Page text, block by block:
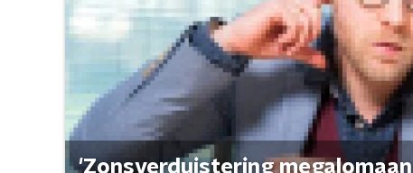
'Zonsverduistering